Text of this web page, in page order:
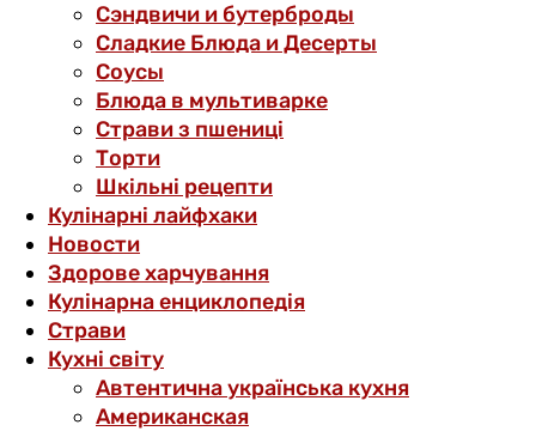
Сэндвичи и бутерброды
Сладкие Блюда и Десерты
Соусы
Блюда в мультиварке
Страви з пшениці
Торти
Шкільні рецепти
Кулінарні лайфхаки
Новости
Здорове харчування
Кулінарна енциклопедія
Страви
Кухні світу
Автентична українська кухня
Американская